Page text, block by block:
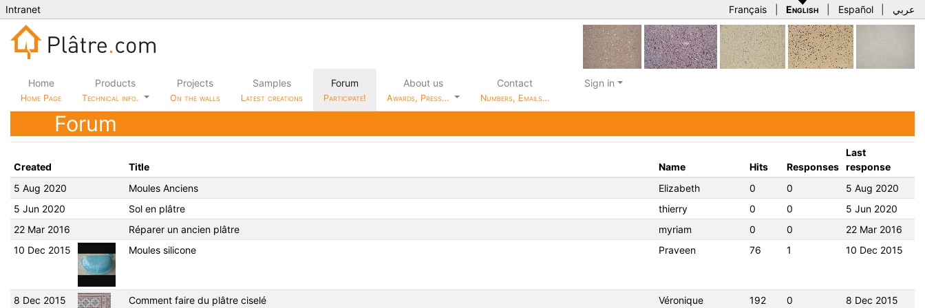
Intranet Français English Español عربي
Home
Home Page
Products
Technical info.
Projects
On the walls
Samples
Latest creations
Forum
Participate!
About us
Awards, Press…
Contact
Numbers, Emails…
Sign in
Forum
Created Title Name Hits Responses
Last
response
5 Aug 2020
Moules Anciens Elizabeth 0 0
5 Aug 2020
5 Jun 2020
Sol en plâtre thierry 0 0
5 Jun 2020
22 Mar 2016
Réparer un ancien plâtre myriam 0 0
22 Mar 2016
10 Dec 2015
Moules silicone Praveen 76 1 10 Dec 2015
8 Dec 2015 Comment faire du plâtre ciselé Véronique 192 0 8 Dec 2015